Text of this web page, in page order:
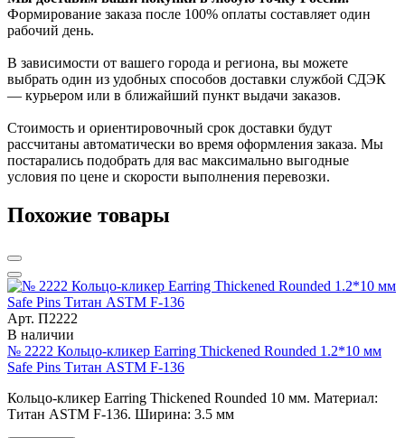
Формирование заказа после 100% оплаты составляет один
рабочий день.
В зависимости от вашего города и региона, вы можете
выбрать один из удобных способов доставки службой СДЭК
— курьером или в ближайший пункт выдачи заказов.
Стоимость и ориентировочный срок доставки будут
рассчитаны автоматически во время оформления заказа. Мы
постарались подобрать для вас максимально выгодные
условия по цене и скорости выполнения перевозки.
Похожие товары
Арт. П2222
В наличии
№ 2222 Кольцо-кликер Earring Thickened Rounded 1.2*10 мм
Safe Pins Титан ASTM F-136
Кольцо-кликер Earring Thickened Rounded 10 мм. Материал:
Титан ASTM F-136. Ширина: 3.5 мм